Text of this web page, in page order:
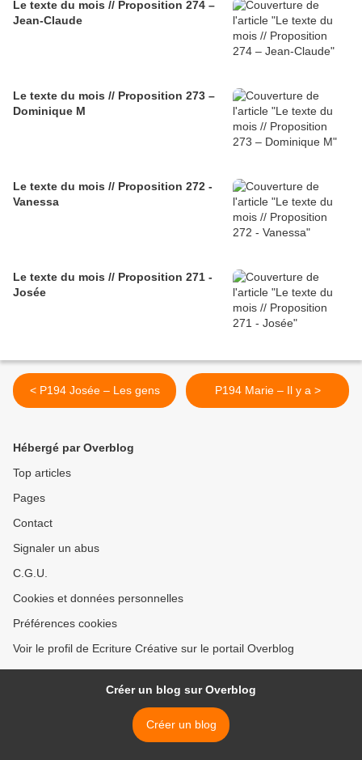
Le texte du mois // Proposition 274 –
Jean-Claude
Le texte du mois // Proposition 273 –
Dominique M
Le texte du mois // Proposition 272 -
Vanessa
Le texte du mois // Proposition 271 -
Josée
< P194 Josée – Les gens P194 Marie – Il y a >
Hébergé par Overblog
Top articles
Pages
Contact
Signaler un abus
C.G.U.
Cookies et données personnelles
Préférences cookies
Voir le profil de Ecriture Créative sur le portail Overblog
Créer un blog sur Overblog
Créer un blog